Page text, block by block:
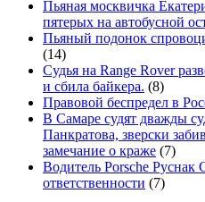
Пьяная москвичка
пятерых на автобусной
Пьяный подонок
(14)
Судья на Range Rover
и сбила байкера. (8)
Правовой беспредел в
В Самаре судят дважды
Панкратова, зверски
замечание о краже (7)
Водитель Porsche Руснак
ответственности (7)